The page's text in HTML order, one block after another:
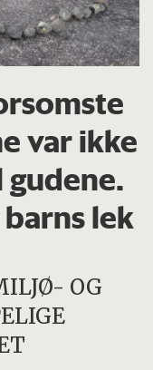
var ikke
lek
OG